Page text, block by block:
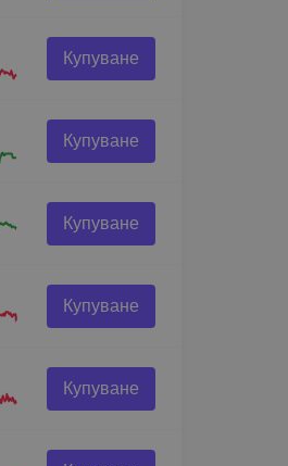
Купуване
Купуване
Купуване
Купуване
Купуване